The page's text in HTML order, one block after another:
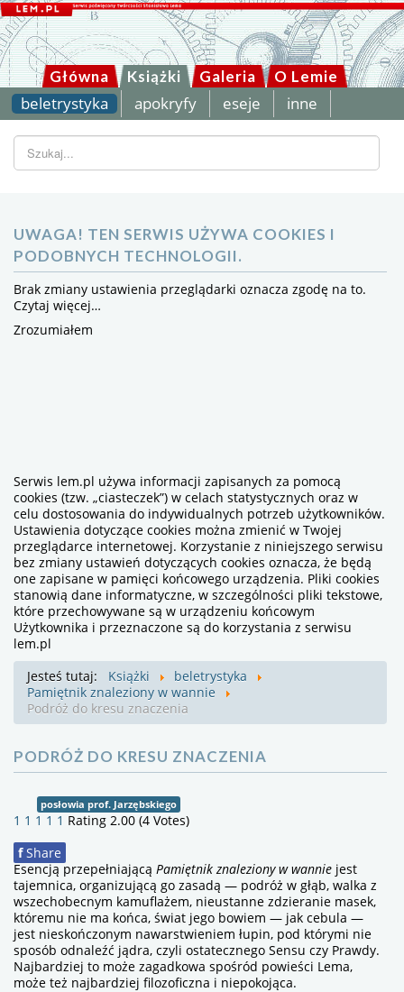
Główna Książki Galeria O Lemie
beletrystyka apokryfy eseje inne
Szukaj...
UWAGA! TEN SERWIS UŻYWA COOKIES I
PODOBNYCH TECHNOLOGII.
Brak zmiany ustawienia przeglądarki oznacza zgodę na to.
Czytaj więcej…
Zrozumiałem
Serwis lem.pl używa informacji zapisanych za pomocą
cookies (tzw. „ciasteczek”) w celach statystycznych oraz w
celu dostosowania do indywidualnych potrzeb użytkowników.
Ustawienia dotyczące cookies można zmienić w Twojej
przeglądarce internetowej. Korzystanie z niniejszego serwisu
bez zmiany ustawień dotyczących cookies oznacza, że będą
one zapisane w pamięci końcowego urządzenia. Pliki cookies
stanowią dane informatyczne, w szczególności pliki tekstowe,
które przechowywane są w urządzeniu końcowym
Użytkownika i przeznaczone są do korzystania z serwisu
lem.pl
Jesteś tutaj:
Książki
beletrystyka
Pamiętnik znaleziony w wannie
Podróż do kresu znaczenia
PODRÓŻ DO KRESU ZNACZENIA
posłowia prof. Jarzębskiego
1 1 1 1 1 Rating 2.00 (4 Votes)
f Share
Esencją przepełniającą Pamiętnik znaleziony w wannie jest
tajemnica, organizującą go zasadą — podróż w głąb, walka z
wszechobecnym kamuflażem, nieustanne zdzieranie masek,
któremu nie ma końca, świat jego bowiem — jak cebula —
jest nieskończonym nawarstwieniem łupin, pod którymi nie
sposób odnaleźć jądra, czyli ostatecznego Sensu czy Prawdy.
Najbardziej to może zagadkowa spośród powieści Lema,
może też najbardziej filozoficzna i niepokojąca.